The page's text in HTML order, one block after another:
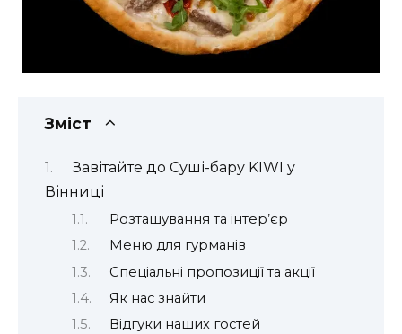
Зміст
Завітайте до Суші-бару KIWI у
Вінниці
Розташування та інтер’єр
Меню для гурманів
Спеціальні пропозиції та акції
Як нас знайти
Відгуки наших гостей